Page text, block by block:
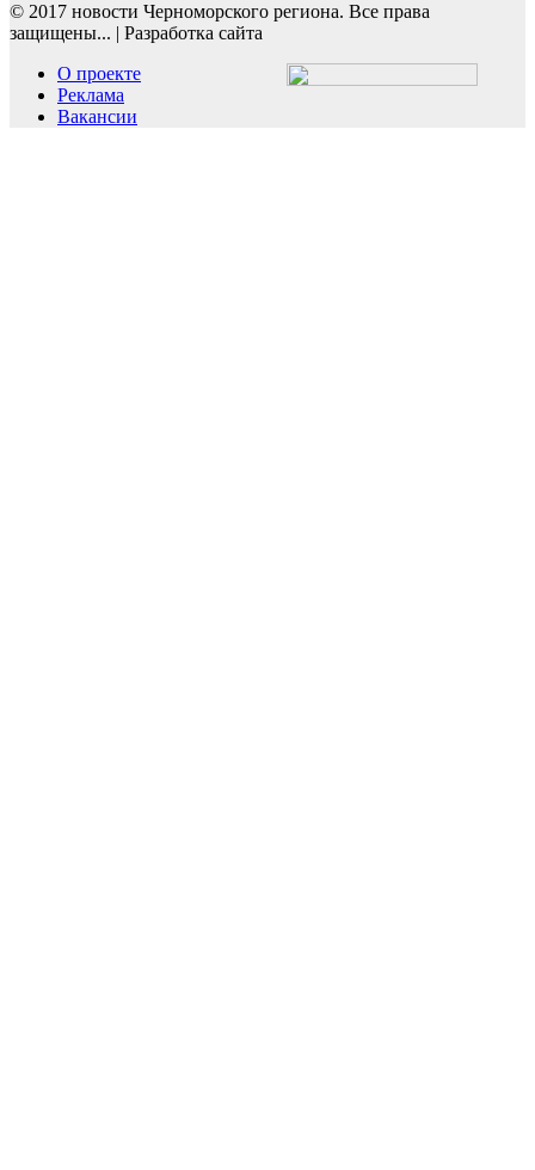
© 2017 новости Черноморского региона. Все права
защищены... | Разработка сайта
О проекте
Реклама
Вакансии